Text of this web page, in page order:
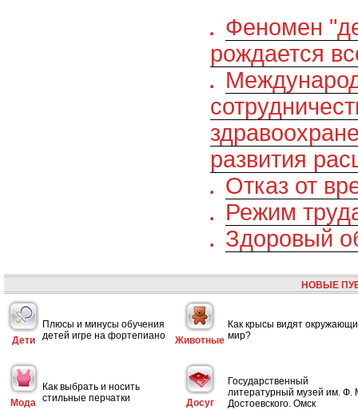
Феномен
рождается
развития
Отказ от
Режим
Здоровый
НОВЫЕ
Дети
Плюсы и минусы обучения
детей игре на фортепиано
Животные
Как крысы видят
мир?
Мода
Как выбрать и носить
стильные перчатки
Досуг
Государственный
литературный музей им. Ф.
Достоевского. Омск